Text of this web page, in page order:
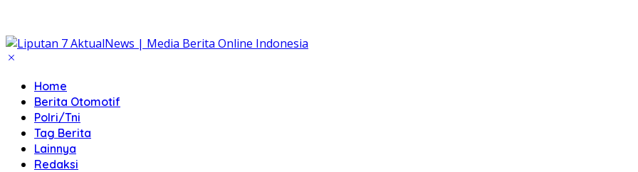
Home
Berita Otomotif
Polri/Tni
Tag Berita
Lainnya
Redaksi